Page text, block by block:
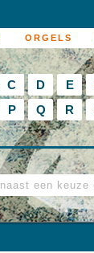
ORGELS
C D E
P Q R